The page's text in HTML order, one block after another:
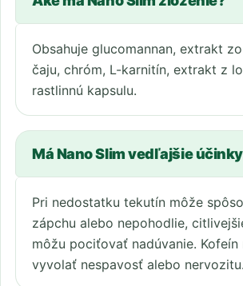
Obsahuje glucomannan, extrakt
čaju, chróm, L-karnitín, extrakt z
rastlinnú kapsulu.
Má Nano Slim vedľajšie
Pri nedostatku tekutín môže
zápchu alebo nepohodlie,
môžu pociťovať nadúvanie. Kofeín
vyvolať nespavosť alebo nervozitu.